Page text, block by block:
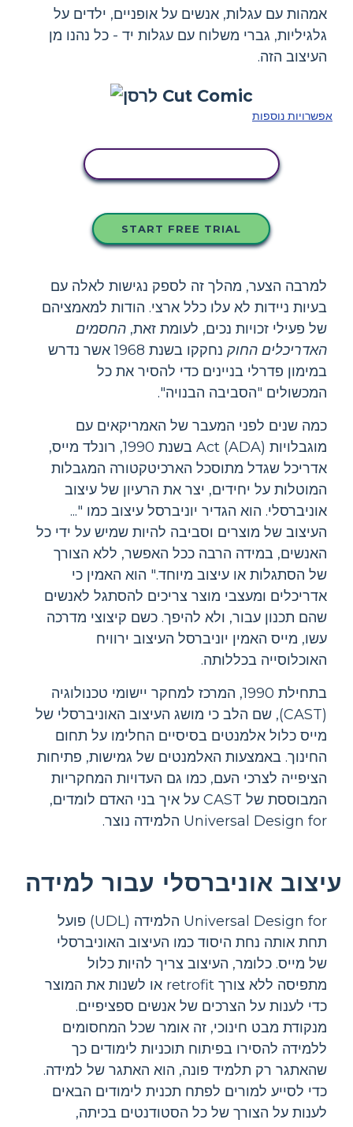
אמהות עם עגלות, אנשים על אופניים, ילדים על
גלגיליות, גברי משלוח עם עגלות יד - כל נהנו מן
העיצוב הזה.
אפשרויות נוספות
START FREE TRIAL
למרבה הצער, מהלך זה לספק נגישות לאלה עם
בעיות ניידות לא עלו כלל ארצי. הודות למאמציהם
של פעילי זכויות נכים, לעומת זאת, החסמים
האדריכלים החוק
נחקקו בשנת 1968 אשר נדרש
במימון פדרלי בניינים כדי להסיר את כל
המכשולים "הסביבה הבנויה".
כמה שנים לפני המעבר של האמריקאים עם
מוגבלויות Act (ADA) בשנת 1990, רונלד מייס,
אדריכל שגדל מתוסכל הארכיטקטורה המגבלות
המוטלות על יחידים, יצר את הרעיון של עיצוב
אוניברסלי. הוא הגדיר יוניברסל עיצוב כמו "...
העיצוב של מוצרים וסביבה להיות שמיש על ידי כל
האנשים, במידה הרבה ככל האפשר, ללא הצורך
של הסתגלות או עיצוב מיוחד." הוא האמין כי
אדריכלים ומעצבי מוצר צריכים להסתגל לאנשים
שהם תכנון עבור, ולא להיפך. כשם קיצוצי מדרכה
עשו, מייס האמין יוניברסל העיצוב ירוויח
האוכלוסייה בכללותה.
בתחילת 1990, המרכז למחקר יישומי טכנולוגיה
(CAST), שם הלב כי מושג העיצוב האוניברסלי של
מייס כלול אלמנטים בסיסיים החלימו על תחום
החינוך. באמצעות האלמנטים של גמישות, פתיחות
הציפייה לצרכי העם, כמו גם העדויות המחקריות
המבוססת של CAST על איך בני האדם לומדים,
Universal Design for הלמידה נוצר.
עיצוב אוניברסלי עבור למידה
Universal Design for הלמידה (UDL) פועל
תחת אותה נחת היסוד כמו העיצוב האוניברסלי
של מייס. כלומר, העיצוב צריך להיות כלול
מתפיסה ללא צורך retrofit או לשנות את המוצר
כדי לענות על הצרכים של אנשים ספציפיים.
מנקודת מבט חינוכי, זה אומר שכל המחסומים
ללמידה להסירו בפיתוח תוכניות לימודים כך
שהאתגר רק תלמיד פונה, הוא האתגר של למידה.
כדי לסייע למורים לפתח תכנית לימודים הבאים
לענות על הצורך של כל הסטודנטים בכיתה,